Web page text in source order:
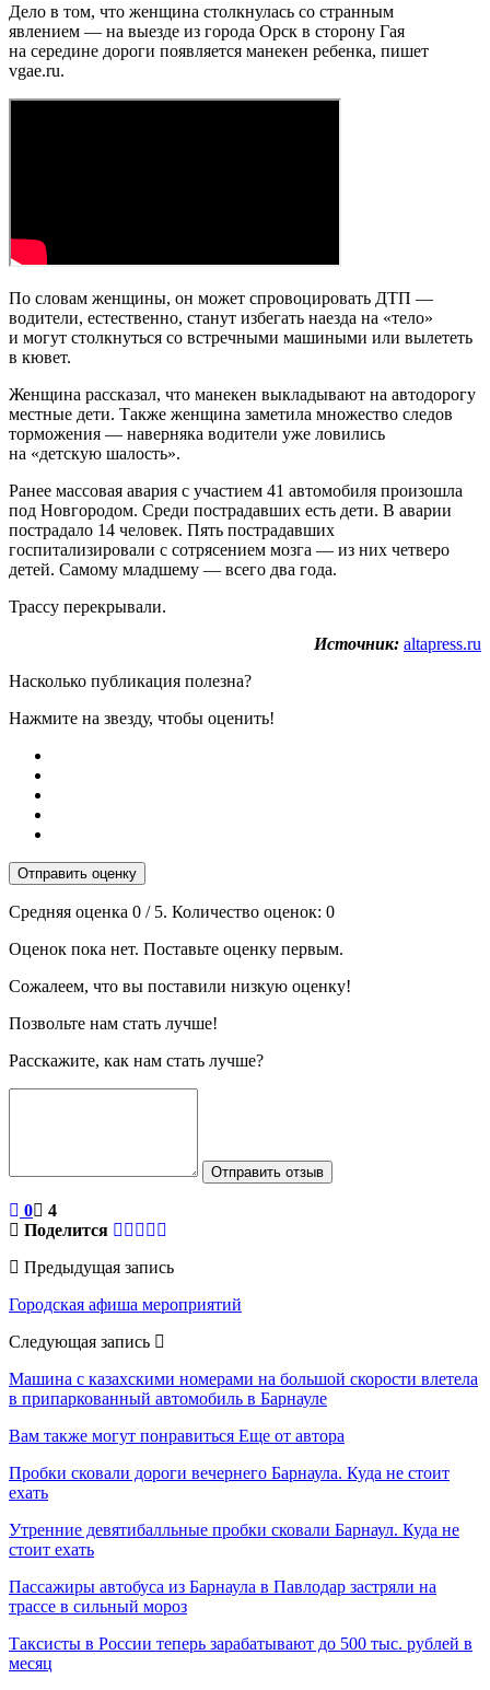
Дело в том, что женщина столкнулась со странным
явлением — на выезде из города Орск в сторону Гая
на середине дороги появляется манекен ребенка, пишет
vgae.ru.
По словам женщины, он может спровоцировать ДТП —
водители, естественно, станут избегать наезда на «тело»
и могут столкнуться со встречными машиными или вылететь
в кювет.
Женщина рассказал, что манекен выкладывают на автодорогу
местные дети. Также женщина заметила множество следов
торможения — наверняка водители уже ловились
на «детскую шалость».
Ранее массовая авария с участием 41 автомобиля произошла
под Новгородом. Среди пострадавших есть дети. В аварии
пострадало 14 человек. Пять пострадавших
госпитализировали с сотрясением мозга — из них четверо
детей. Самому младшему — всего два года.
Трассу перекрывали.
Источник: altapress.ru
Насколько публикация полезна?
Нажмите на звезду, чтобы оценить!
Отправить оценку
Средняя оценка 0 / 5. Количество оценок: 0
Оценок пока нет. Поставьте оценку первым.
Сожалеем, что вы поставили низкую оценку!
Позвольте нам стать лучше!
Расскажите, как нам стать лучше?
Отправить отзыв
0
4
Поделится
Предыдущая запись
Городская афиша мероприятий
Следующая запись
Машина с казахскими номерами на большой скорости влетела
в припаркованный автомобиль в Барнауле
Вам также могут понравиться Еще от автора
Пробки сковали дороги вечернего Барнаула. Куда не стоит
ехать
Утренние девятибалльные пробки сковали Барнаул. Куда не
стоит ехать
Пассажиры автобуса из Барнаула в Павлодар застряли на
трассе в сильный мороз
Таксисты в России теперь зарабатывают до 500 тыс. рублей в
месяц